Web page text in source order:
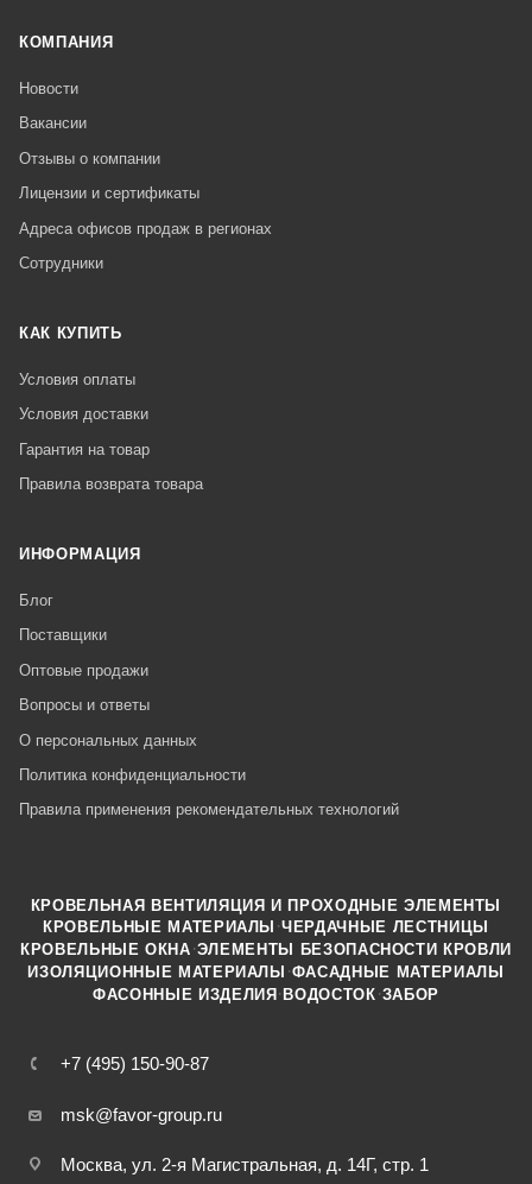
КОМПАНИЯ
Новости
Вакансии
Отзывы о компании
Лицензии и сертификаты
Адреса офисов продаж в регионах
Сотрудники
КАК КУПИТЬ
Условия оплаты
Условия доставки
Гарантия на товар
Правила возврата товара
ИНФОРМАЦИЯ
Блог
Поставщики
Оптовые продажи
Вопросы и ответы
О персональных данных
Политика конфиденциальности
Правила применения рекомендательных технологий
+7 (495) 150-90-87
msk@favor-group.ru
Москва, ул. 2-я Магистральная, д. 14Г, стр. 1
КРОВЕЛЬНАЯ ВЕНТИЛЯЦИЯ И ПРОХОДНЫЕ ЭЛЕМЕНТЫ
КРОВЕЛЬНЫЕ МАТЕРИАЛЫ ·ЧЕРДАЧНЫЕ ЛЕСТНИЦЫ
КРОВЕЛЬНЫЕ ОКНА ·ЭЛЕМЕНТЫ БЕЗОПАСНОСТИ КРОВЛИ
ИЗОЛЯЦИОННЫЕ МАТЕРИАЛЫ ·ФАСАДНЫЕ МАТЕРИАЛЫ
ФАСОННЫЕ ИЗДЕЛИЯ ·ВОДОСТОК ·ЗАБОР